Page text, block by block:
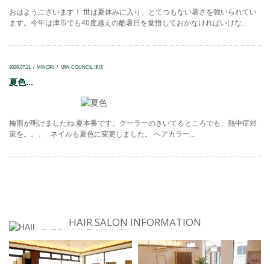
おはようございます！ 世は夏休みに入り、とてつもない暑さを強いられてい
ます。今年は津市でも40度越えの酷暑日を覚悟しておかなければいけな...
2026.07.21 MINORI VAN COUNCIL 津店
夏色...
梅雨が明けましたね 夏本番です。クーラーのきいてるところでも、熱中症対
策を。。。 ネイルも夏色に変更しました。 ヘアカラー...
HAIR SALON INFORMATION